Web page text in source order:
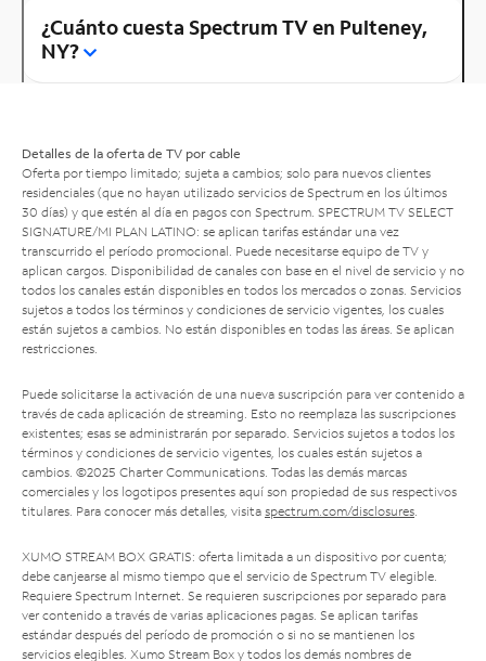
¿Cuánto cuesta Spectrum TV en Pulteney,
NY?
Detalles de la oferta de TV por cable
Oferta por tiempo limitado; sujeta a cambios; solo para nuevos clientes
residenciales (que no hayan utilizado servicios de Spectrum en los últimos
30 días) y que estén al día en pagos con Spectrum. SPECTRUM TV SELECT
SIGNATURE/MI PLAN LATINO: se aplican tarifas estándar una vez
transcurrido el período promocional. Puede necesitarse equipo de TV y
aplican cargos. Disponibilidad de canales con base en el nivel de servicio y no
todos los canales están disponibles en todos los mercados o zonas. Servicios
sujetos a todos los términos y condiciones de servicio vigentes, los cuales
están sujetos a cambios. No están disponibles en todas las áreas. Se aplican
restricciones.
Puede solicitarse la activación de una nueva suscripción para ver contenido a
través de cada aplicación de streaming. Esto no reemplaza las suscripciones
existentes; esas se administrarán por separado. Servicios sujetos a todos los
términos y condiciones de servicio vigentes, los cuales están sujetos a
cambios. ©2025 Charter Communications. Todas las demás marcas
comerciales y los logotipos presentes aquí son propiedad de sus respectivos
titulares. Para conocer más detalles, visita spectrum.com/disclosures.
XUMO STREAM BOX GRATIS: oferta limitada a un dispositivo por cuenta;
debe canjearse al mismo tiempo que el servicio de Spectrum TV elegible.
Requiere Spectrum Internet. Se requieren suscripciones por separado para
ver contenido a través de varias aplicaciones pagas. Se aplican tarifas
estándar después del período de promoción o si no se mantienen los
servicios elegibles. Xumo Stream Box y todos los demás nombres de